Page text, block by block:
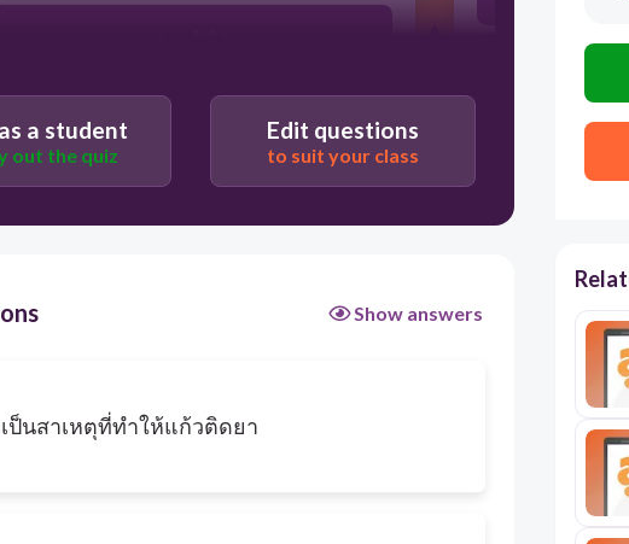
ถูกชักชวนให้ทดลองใช้จนติด
a student
out the quiz
Edit questions
to suit your class
Show answers
ป็นสาเหตุที่ทำให้แก้วติดยา